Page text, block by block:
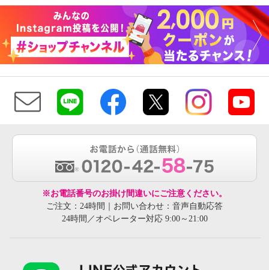
※お電話番号のお掛け間違いにご注意ください。
ご注文：24時間｜お問い合わせ：音声自動応答
24時間／オペレーター対応 9:00～21:00